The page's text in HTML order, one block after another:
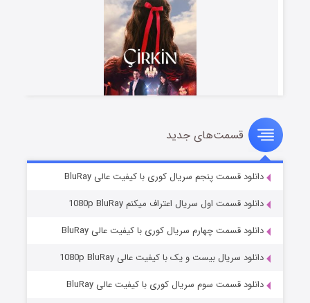
سریال زشت
قسمت۲ (زیرنویس) منتشر شد
قسمت‌های جدید
دانلود قسمت پنجم سریال کوری با کیفیت عالی BluRay
دانلود قسمت اول سریال اعتراف میکنم 1080p BluRay
دانلود قسمت چهارم سریال کوری با کیفیت عالی BluRay
دانلود سریال بیست و یک با کیفیت عالی 1080p BluRay
دانلود قسمت سوم سریال کوری با کیفیت عالی BluRay